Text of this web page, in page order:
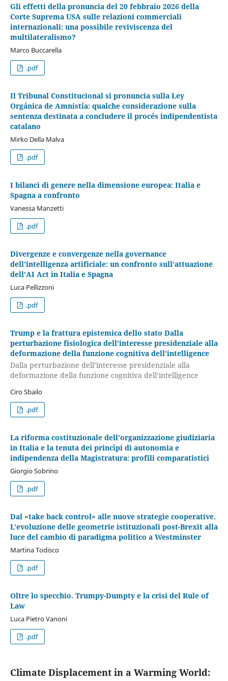
Gli effetti della pronuncia del 20 febbraio 2026 della
Corte Suprema USA sulle relazioni commerciali
internazionali: una possibile reviviscenza del
multilateralismo?
Marco Buccarella
.pdf
Il Tribunal Constitucional si pronuncia sulla Ley
Orgánica de Amnistía: qualche considerazione sulla
sentenza destinata a concludere il procés indipendentista
catalano
Mirko Della Malva
.pdf
I bilanci di genere nella dimensione europea: Italia e
Spagna a confronto
Vanessa Manzetti
.pdf
Divergenze e convergenze nella governance
dell’intelligenza artificiale: un confronto sull’attuazione
dell’AI Act in Italia e Spagna
Luca Pellizzoni
.pdf
Trump e la frattura epistemica dello stato Dalla
perturbazione fisiologica dell’interesse presidenziale alla
deformazione della funzione cognitiva dell’intelligence
Dalla perturbazione dell’interesse presidenziale alla
deformazione della funzione cognitiva dell’intelligence
Ciro Sbailo
.pdf
La riforma costituzionale dell’organizzazione giudiziaria
in Italia e la tenuta dei princìpi di autonomia e
indipendenza della Magistratura: profili comparatistici
Giorgio Sobrino
.pdf
Dal «take back control» alle nuove strategie cooperative.
L’evoluzione delle geometrie istituzionali post-Brexit alla
luce del cambio di paradigma politico a Westminster
Martina Todisco
.pdf
Oltre lo specchio. Trumpy-Dumpty e la crisi del Rule of
Law
Luca Pietro Vanoni
.pdf
Climate Displacement in a Warming World: